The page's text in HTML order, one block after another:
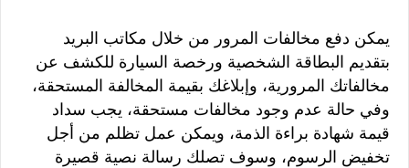
يمكن دفع مخالفات المرور من خلال مكاتب البريد
بتقديم البطاقة الشخصية ورخصة السيارة للكشف عن
مخالفاتك المرورية، وإبلاغك بقيمة المخالفة المستحقة،
وفي حالة عدم وجود مخالفات مستحقة، يجب سداد
قيمة شهادة براءة الذمة، ويمكن عمل تظلم من أجل
تخفيض الرسوم، وسوف تصلك رسالة نصية قصيرة